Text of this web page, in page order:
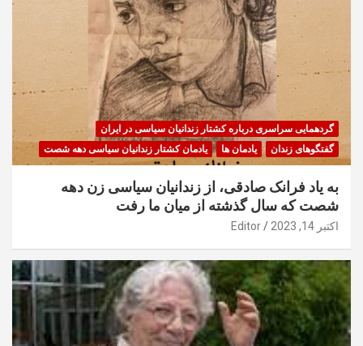
گردهمایی سراسری درباره کشتار زندانیان سیاسی در ایران
گفتگوهای زندان
یادمان ها یادمان کشتار زندانیان سیاسی دهه شصت
به یاد فرانک صادقی، از زندانیان سیاسی زن دهه
شصت که سال گذشته از میان ما رفت
اکتبر 14, 2023 Editor